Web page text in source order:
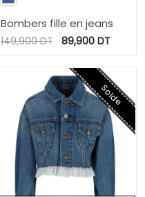
Bombers fille en jeans
149,900DT 89,900 DT
Solde